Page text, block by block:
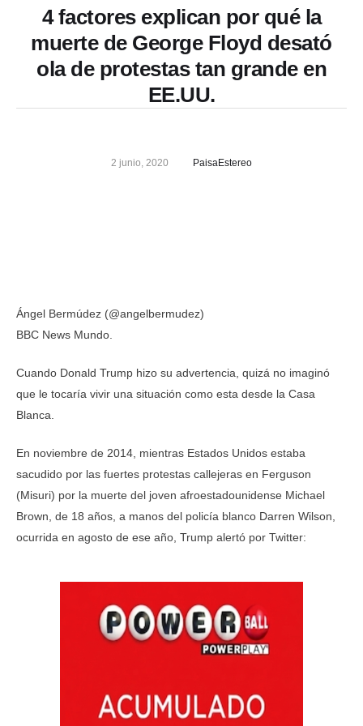
4 factores explican por qué la
muerte de George Floyd desató
ola de protestas tan grande en
EE.UU.
2 junio, 2020 PaisaEstereo
Ángel Bermúdez (@angelbermudez)
BBC News Mundo.
Cuando Donald Trump hizo su advertencia, quizá no imaginó
que le tocaría vivir una situación como esta desde la Casa
Blanca.
En noviembre de 2014, mientras Estados Unidos estaba
sacudido por las fuertes protestas callejeras en Ferguson
(Misuri) por la muerte del joven afroestadounidense Michael
Brown, de 18 años, a manos del policía blanco Darren Wilson,
ocurrida en agosto de ese año, Trump alertó por Twitter: